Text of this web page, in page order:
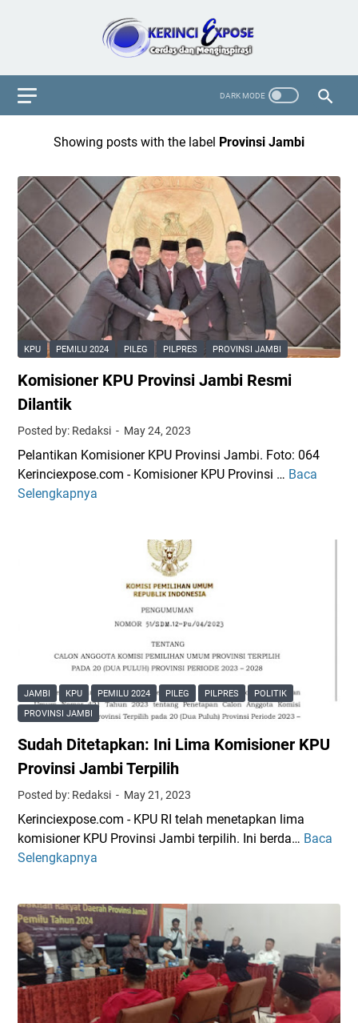
Showing posts with the label Provinsi Jambi
KPU PEMILU 2024 PILEG PILPRES PROVINSI JAMBI
Komisioner KPU Provinsi Jambi Resmi
Dilantik
Posted by: Redaksi May 24, 2023
Pelantikan Komisioner KPU Provinsi Jambi. Foto: 064
Kerinciexpose.com - Komisioner KPU Provinsi … Baca
Selengkapnya
K
K
P
U
P
r
o
i
n
s
m
b
i
R
e
s
JAMBI KPU PEMILU 2024 PILEG PILPRES
POLITIK
PROVINSI JAMBI
Sudah Ditetapkan: Ini Lima Komisioner KPU
Provinsi Jambi Terpilih
Posted by: Redaksi May 21, 2023
Kerinciexpose.com - KPU RI telah menetapkan lima
komisioner KPU Provinsi Jambi terpilih. Ini berda… Baca
Selengkapnya
S
h
D
i
t
e
t